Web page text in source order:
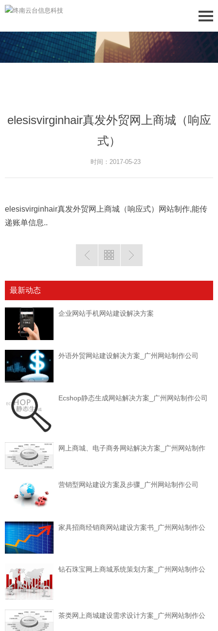
elesisvirginhair真发外贸网上商城（响应
式）
时间：2017-05-23
elesisvirginhair真发外贸网上商城（响应式）网站制作,能传
递账单信息..
最新动态
企业网站手机网站建设解决方案
外语外贸网站建设解决方案_广州网站制作公司
Ecshop静态生成网站解决方案_广州网站制作公司
网上商城、电子商务网站解决方案_广州网站制作
营销型网站建设方案及步骤_广州网站制作公司
家具招商经销商网站建设方案书_广州网站制作公
钻石珠宝网上商城系统策划方案_广州网站制作公
茶类网上商城建设需求设计方案_广州网站制作公